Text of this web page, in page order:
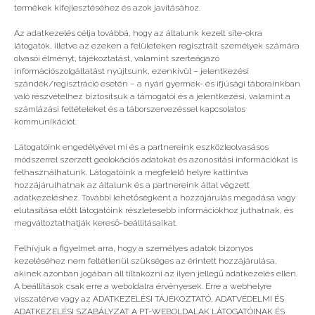
termékek kifejlesztéséhez és azok javításához.
Az adatkezelés célja továbbá, hogy az általunk kezelt site-okra
látogatók, illetve az ezeken a felületeken regisztrált személyek számára
olvasói élményt, tájékoztatást, valamint szerteágazó
információszolgáltatást nyújtsunk, ezenkívül – jelentkezési
szándék/regisztráció esetén – a nyári gyermek- és ifjúsági táborainkban
való részvételhez biztosítsuk a támogatói és a jelentkezési, valamint a
számlázási feltételeket és a táborszervezéssel kapcsolatos
kommunikációt.
Látogatóink engedélyével mi és a partnereink eszközleolvasásos
módszerrel szerzett geolokációs adatokat és azonosítási információkat is
felhasználhatunk. Látogatóink a megfelelő helyre kattintva
hozzájárulhatnak az általunk és a partnereink által végzett
adatkezeléshez. További lehetőségként a hozzájárulás megadása vagy
elutasítása előtt látogatóink részletesebb információkhoz juthatnak, és
megváltoztathatják kereső-beállításaikat.
Felhívjuk a figyelmet arra, hogy a személyes adatok bizonyos
kezeléséhez nem feltétlenül szükséges az érintett hozzájárulása,
akinek azonban jogában áll tiltakozni az ilyen jellegű adatkezelés ellen.
A beállítások csak erre a weboldalra érvényesek. Erre a webhelyre
visszatérve vagy az ADATKEZELÉSI TÁJÉKOZTATÓ, ADATVÉDELMI ÉS
ADATKEZELÉSI SZABÁLYZAT A PT-WEBOLDALAK LÁTOGATÓINAK ÉS
Még több
Remek csapat!